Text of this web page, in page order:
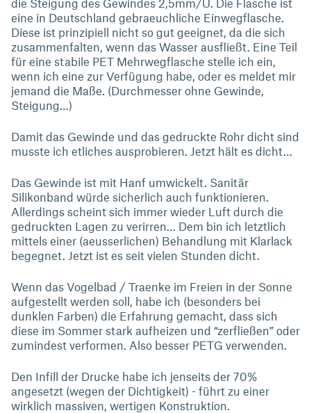
die Steigung des Gewindes 2,5mm/U. Die Flasche ist
eine in Deutschland gebraeuchliche Einwegflasche.
Diese ist prinzipiell nicht so gut geeignet, da die sich
zusammenfalten, wenn das Wasser ausfließt. Eine Teil
für eine stabile PET Mehrwegflasche stelle ich ein,
wenn ich eine zur Verfügung habe, oder es meldet mir
jemand die Maße. (Durchmesser ohne Gewinde,
Steigung…)
Damit das Gewinde und das gedruckte Rohr dicht sind
musste ich etliches ausprobieren. Jetzt hält es dicht…
Das Gewinde ist mit Hanf umwickelt. Sanitär
Silikonband würde sicherlich auch funktionieren.
Allerdings scheint sich immer wieder Luft durch die
gedruckten Lagen zu verirren… Dem bin ich letztlich
mittels einer (aeusserlichen) Behandlung mit Klarlack
begegnet. Jetzt ist es seit vielen Stunden dicht.
Wenn das Vogelbad / Traenke im Freien in der Sonne
aufgestellt werden soll, habe ich (besonders bei
dunklen Farben) die Erfahrung gemacht, dass sich
diese im Sommer stark aufheizen und “zerfließen” oder
zumindest verformen. Also besser PETG verwenden.
Den Infill der Drucke habe ich jenseits der 70%
angesetzt (wegen der Dichtigkeit) - führt zu einer
wirklich massiven, wertigen Konstruktion.